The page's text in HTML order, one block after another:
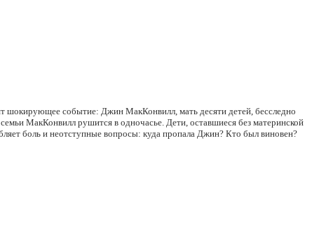
шокирующее событие: Джин МакКонвилл, мать десяти детей, бесследно
МакКонвилл рушится в одночасье. Дети, оставшиеся без материнской
боль и неотступные вопросы: куда пропала Джин? Кто был виновен?